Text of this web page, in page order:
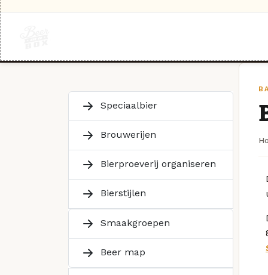
Speciaalbier
Brouwerijen
Bierproeverij organiseren
Bierstijlen
Smaakgroepen
Beer map